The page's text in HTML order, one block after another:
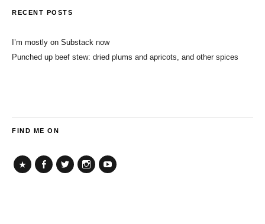
RECENT POSTS
I’m mostly on Substack now
Punched up beef stew: dried plums and apricots, and other spices
FIND ME ON